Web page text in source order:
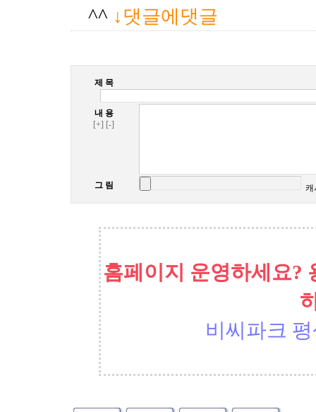
^^ ↓댓글에댓글
제 목
내 용
[+] [-]
그 림 캐
홈페이지 운영하세요?
비씨파크